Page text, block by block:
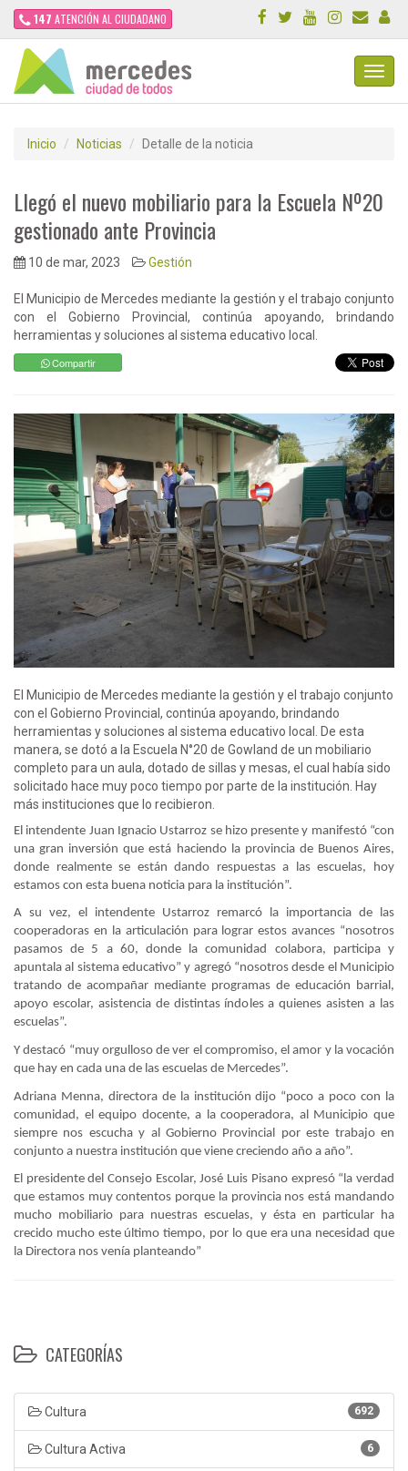
147 ATENCIÓN AL CIUDADANO
Inicio Noticias Detalle de la noticia
Llegó el nuevo mobiliario para la Escuela Nº20
gestionado ante Provincia
10 de mar, 2023 Gestión
El Municipio de Mercedes mediante la gestión y el trabajo conjunto
con el Gobierno Provincial, continúa apoyando, brindando
herramientas y soluciones al sistema educativo local.
Compartir
El Municipio de Mercedes mediante la gestión y el trabajo conjunto
con el Gobierno Provincial, continúa apoyando, brindando
herramientas y soluciones al sistema educativo local. De esta
manera, se dotó a la Escuela N°20 de Gowland de un mobiliario
completo para un aula, dotado de sillas y mesas, el cual había sido
solicitado hace muy poco tiempo por parte de la institución. Hay
más instituciones que lo recibieron.
El intendente Juan Ignacio Ustarroz se hizo presente y manifestó “con
una gran inversión que está haciendo la provincia de Buenos Aires,
donde realmente se están dando respuestas a las escuelas, hoy
estamos con esta buena noticia para la institución”.
A su vez, el intendente Ustarroz remarcó la importancia de las
cooperadoras en la articulación para lograr estos avances “nosotros
pasamos de 5 a 60, donde la comunidad colabora, participa y
apuntala al sistema educativo” y agregó “nosotros desde el Municipio
tratando de acompañar mediante programas de educación barrial,
apoyo escolar, asistencia de distintas índoles a quienes asisten a las
escuelas”.
Y destacó “muy orgulloso de ver el compromiso, el amor y la vocación
que hay en cada una de las escuelas de Mercedes”.
Adriana Menna, directora de la institución dijo “poco a poco con la
comunidad, el equipo docente, a la cooperadora, al Municipio que
siempre nos escucha y al Gobierno Provincial por este trabajo en
conjunto a nuestra institución que viene creciendo año a año”.
El presidente del Consejo Escolar, José Luis Pisano expresó “la verdad
que estamos muy contentos porque la provincia nos está mandando
mucho mobiliario para nuestras escuelas, y ésta en particular ha
crecido mucho este último tiempo, por lo que era una necesidad que
la Directora nos venía planteando”
CATEGORÍAS
692
Cultura
6
Cultura Activa